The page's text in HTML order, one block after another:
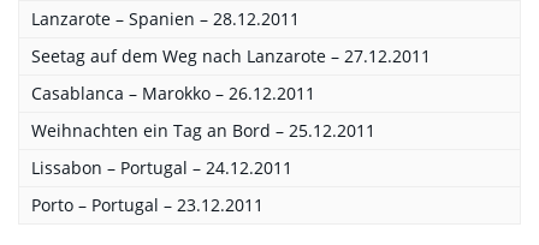
Lanzarote – Spanien – 28.12.2011
Seetag auf dem Weg nach Lanzarote – 27.12.2011
Casablanca – Marokko – 26.12.2011
Weihnachten ein Tag an Bord – 25.12.2011
Lissabon – Portugal – 24.12.2011
Porto – Portugal – 23.12.2011